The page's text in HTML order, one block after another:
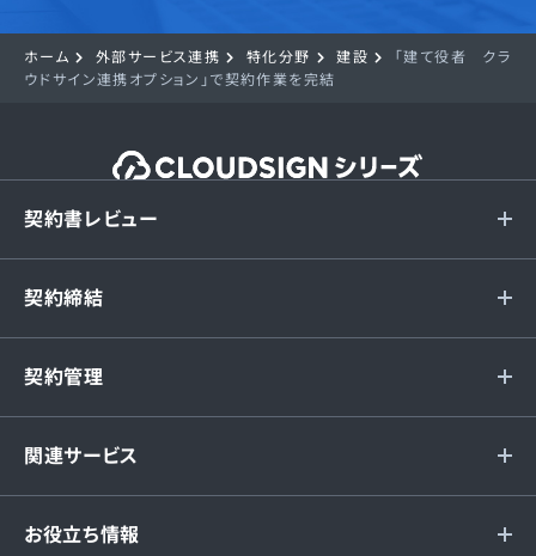
ホーム 外部サービス連携 特化分野 建設
「建て役者 クラ
ウドサイン連携オプション」で契約作業を完結
契約書レビュー
契約締結
契約管理
関連サービス
お役立ち情報